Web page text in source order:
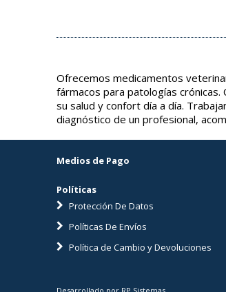
Ofrecemos medicamentos
fármacos para patologías
su salud y confort día a día.
diagnóstico de un profesional,
Medios de Pago
Políticas
Protección De Datos
Políticas De Envíos
Política de Cambio y Devoluciones